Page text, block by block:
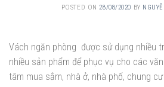
POSTED ON 28/08/2020 BY
Vách ngăn phòng được sử dụng nhiều
nhiều sản phẩm để phục vụ cho các
tâm mua sắm, nhà ở, nhà phố, chung cư